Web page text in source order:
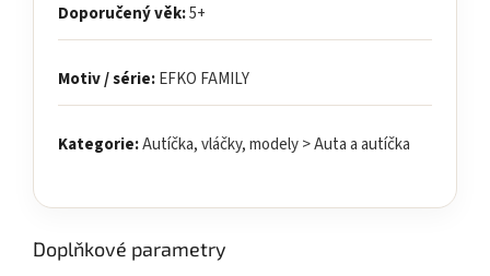
Doporučený věk:5+
Motiv / série:EFKO FAMILY
Kategorie:Autíčka, vláčky, modely > Auta a autíčka
Doplňkové parametry